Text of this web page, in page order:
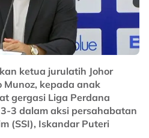
pasti anda akan
baharu, pertahanan
tengah baharu, jadi ia
kami dan saya sentiasa
untuk merebut tempat
terbaik untuk
ketua jurulatih Johor
Munoz, kepada anak
gergasi Liga Perdana
3 dalam aksi persahabatan
(SSI), Iskandar Puteri